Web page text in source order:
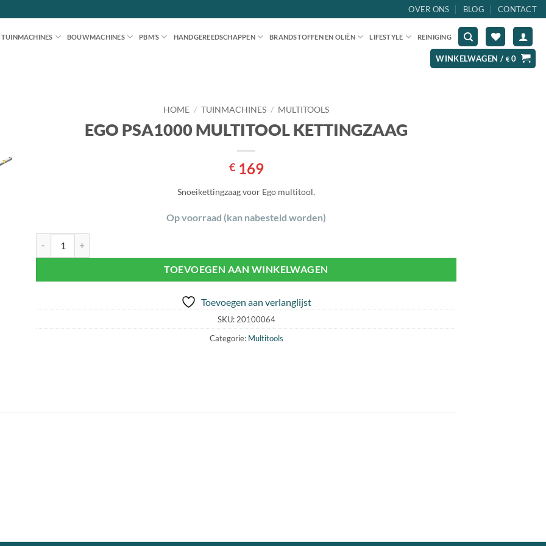
OVER ONS BLOG CONTACT
TUINMACHINES BOUWMACHINES PBM’S HANDGEREEDSCHAPPEN BRANDSTOFFEN EN OLIËN LIFESTYLE REINIGING
WINKELWAGEN / €0
HOME / TUINMACHINES / MULTITOOLS
EGO PSA1000 MULTITOOL KETTINGZAAG
€169
Snoeikettingzaag voor Ego multitool.
Op voorraad (kan nabesteld worden)
TOEVOEGEN AAN WINKELWAGEN
Toevoegen aan verlanglijst
SKU: 20100064
Categorie: Multitools